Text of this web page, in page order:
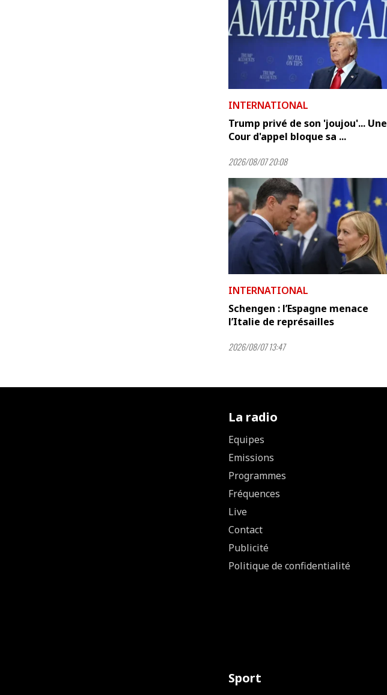
INTERNATIONAL
Trump privé de son 'joujou'... Une
Cour d'appel bloque sa ...
2026/08/07 20:08
INTERNATIONAL
Schengen : l’Espagne menace
l’Italie de représailles
2026/08/07 13:47
La radio
Equipes
Emissions
Programmes
Fréquences
Live
Contact
Publicité
Politique de confidentialité
Sport